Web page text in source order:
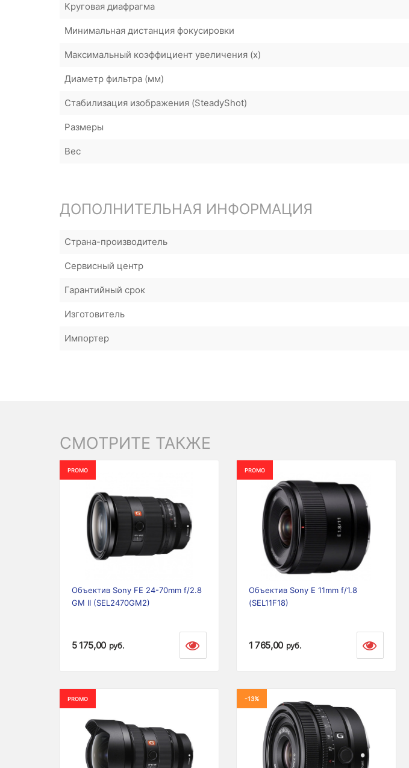
Круговая диафрагма
Минимальная дистанция фокусировки
Максимальный коэффициент увеличения (x)
Диаметр фильтра (мм)
Стабилизация изображения (SteadyShot)
Размеры
Вес
ДОПОЛНИТЕЛЬНАЯ ИНФОРМАЦИЯ
Страна-производитель
Сервисный центр
Гарантийный срок
Изготовитель
Импортер
СМОТРИТЕ ТАКЖЕ
PROMO
Previous
Объектив Sony FE 24-70mm f/2.8
GM II (SEL2470GM2)
5 175,00 руб.
PROMO
Previous
Объектив Sony E 11mm f/1.8
(SEL11F18)
1 765,00 руб.
PROMO
Previous
-13%
Previous